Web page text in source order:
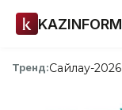
KAZINFORM
Тренд:Сайлау-2026